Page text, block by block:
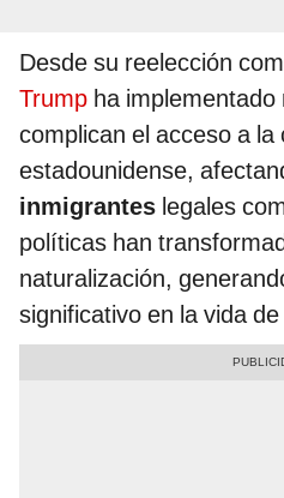
Desde su reelección
Trump ha implementado
complican el acceso a la
estadounidense,
inmigrantes legales
políticas han
naturalización,
significativo en la vida